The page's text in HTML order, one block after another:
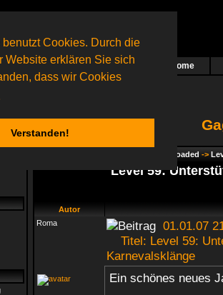
Cookies. Durch die
Website erklären Sie sich
dass wir Cookies
Verstanden!
Rätsel ist in Arbeit Home
registrierte und 22 Gäste)
online:
Gagolga - Reloaded ->
Level 59:
Autor
Roma
01.01.07
Titel: Level 59:
Karnevalsklänge
Ein schönes neues